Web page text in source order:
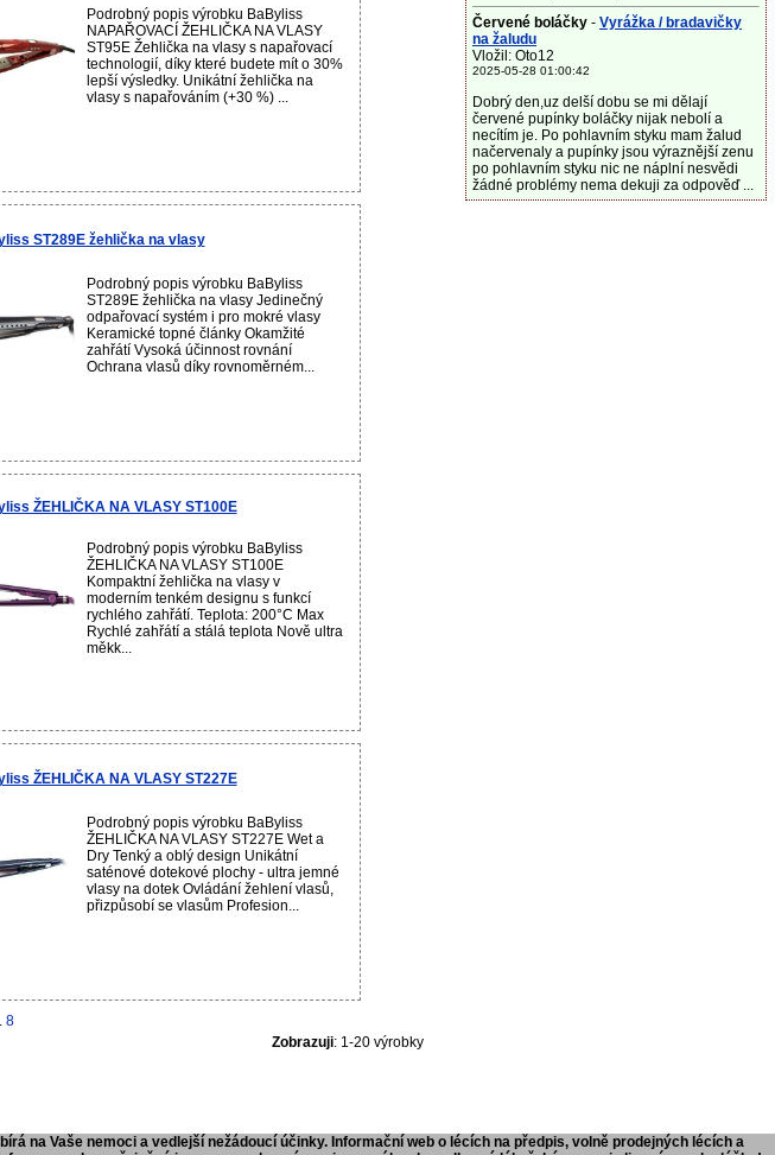
Podrobný popis výrobku BaByliss
NAPAŘOVACÍ ŽEHLIČKA NA VLASY
ST95E Žehlička na vlasy s napařovací
technologií, díky které budete mít o 30%
lepší výsledky. Unikátní žehlička na
vlasy s napařováním (+30 %) ...
ST289E žehlička na vlasy
Podrobný popis výrobku BaByliss
ST289E žehlička na vlasy Jedinečný
odpařovací systém i pro mokré vlasy
Keramické topné články Okamžité
zahřátí Vysoká účinnost rovnání
Ochrana vlasů díky rovnoměrném...
ŽEHLIČKA NA VLASY ST100E
Podrobný popis výrobku BaByliss
ŽEHLIČKA NA VLASY ST100E
Kompaktní žehlička na vlasy v
moderním tenkém designu s funkcí
rychlého zahřátí. Teplota: 200°C Max
Rychlé zahřátí a stálá teplota Nově ultra
měkk...
ŽEHLIČKA NA VLASY ST227E
Podrobný popis výrobku BaByliss
ŽEHLIČKA NA VLASY ST227E Wet a
Dry Tenký a oblý design Unikátní
saténové dotekové plochy - ultra jemné
vlasy na dotek Ovládání žehlení vlasů,
přizpůsobí se vlasům Profesion...
8
Zobrazuji: 1-20 výrobky
Červené boláčky - Vyrážka / bradavičky
na žaludu
Vložil: Oto12
2025-05-28 01:00:42
Dobrý den,uz delší dobu se mi dělají
červené pupínky boláčky nijak nebolí a
necítím je. Po pohlavním styku mam žalud
načervenaly a pupínky jsou výraznější zenu
po pohlavním styku nic ne náplní nesvědi
žádné problémy nema dekuji za odpověď ...
na Vaše nemoci a vedlejší nežádoucí účinky. Informační web o lécích na předpis, volně prodejných lécích a